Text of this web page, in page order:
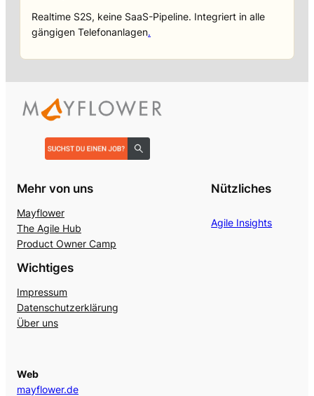
Realtime S2S, keine SaaS-Pipeline. Integriert in alle
gängigen Telefonanlagen.
Mehr von uns
Mayflower
The Agile Hub
Product Owner Camp
Nützliches
Agile Insights
Wichtiges
Impressum
Datenschutzerklärung
Über uns
Web
mayflower.de